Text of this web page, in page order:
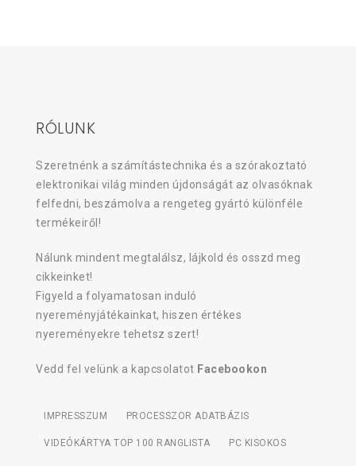
RÓLUNK
Szeretnénk a számítástechnika és a szórakoztató
elektronikai világ minden újdonságát az olvasóknak
felfedni, beszámolva a rengeteg gyártó különféle
termékeiről!
Nálunk mindent megtalálsz, lájkold és osszd meg
cikkeinket!
Figyeld a folyamatosan induló
nyereményjátékainkat, hiszen értékes
nyereményekre tehetsz szert!
Vedd fel velünk a kapcsolatot Facebookon
IMPRESSZUM PROCESSZOR ADATBÁZIS
VIDEÓKÁRTYA TOP 100 RANGLISTA PC KISOKOS